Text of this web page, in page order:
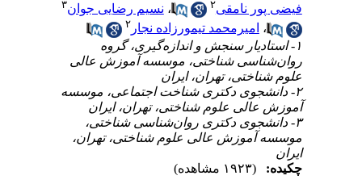
فیضی پور نامقی ،نسیم رضایی جوان ۳
،امیرمحمد تیمورزاده نجار۲
۱- استادیار سنجش و اندازه‌گیری، گروه
روان‌شناسی شناختی، موسسه آموزش عالی
علوم شناختی، تهران، ایران
۲- دانشجوی دکتری شناخت اجتماعی، موسسه
آموزش عالی علوم شناختی، تهران، ایران
۳- دانشجوی دکتری روان‌شناسی شناختی،
موسسه آموزش عالی علوم شناختی، تهران،
ایران
چکیده: